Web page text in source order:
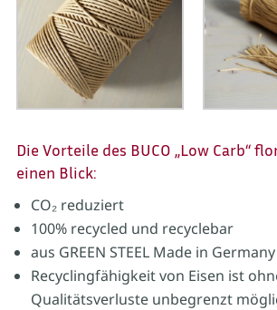
Die Vorteile des BUCO „Low Carb“
einen Blick:
CO₂ reduziert
100% recycled und recyclebar
aus GREEN STEEL Made in Germany
Recyclingfähigkeit von Eisen ist
Qualitätsverluste unbegrenzt